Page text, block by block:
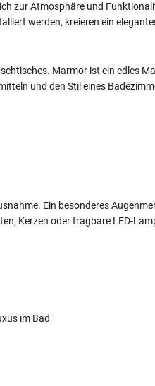
zur Atmosphäre und
werden, kreieren ein
Marmor ist ein edles
und den Stil eines
Ein besonderes
Kerzen oder tragbare LED-
im Bad